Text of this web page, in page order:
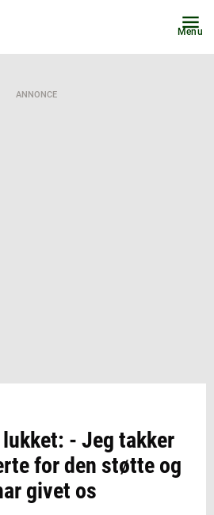
Menu
ANNONCE
- Jeg takker
for den støtte og
givet os